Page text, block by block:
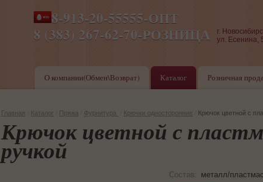
8-913-20-55555-ОПТ
8 (383) 267-62-70-РОЗНИЦА
ПН-ПТ 8-17,СБ-ВС 9-17
г.
ул. Есенина,
О компании(Обмен\Возврат) Каталог Розничная
Главная Каталог Пряжа Фурнитура Крючки односторонние Крючок цветной с
Крючок цветной с
ручкой
Состав: металл/пластмас